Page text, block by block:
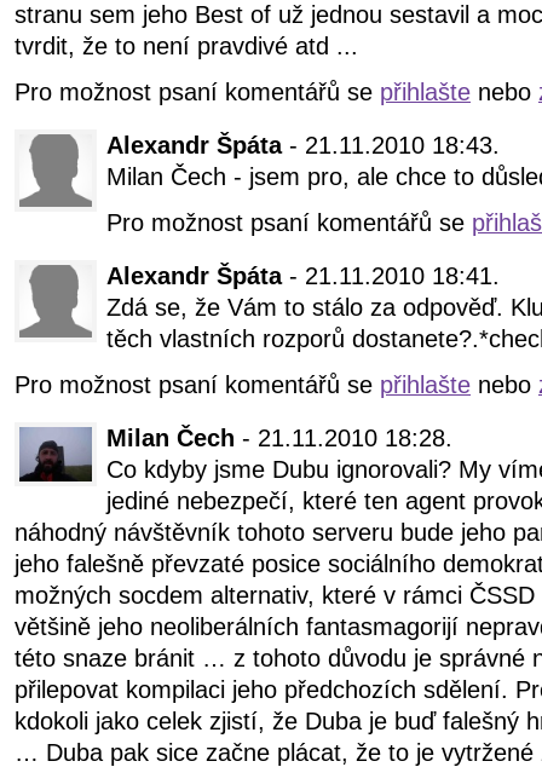
stranu sem jeho Best of už jednou sestavil a
tvrdit, že to není pravdivé atd ...
Pro možnost psaní komentářů se přihlašte nebo
Alexandr Špáta- 21.11.2010 18:43.
Milan Čech - jsem pro, ale chce to
Pro možnost psaní komentářů se
Alexandr Špáta- 21.11.2010 18:41.
Zdá se, že Vám to stálo za odpověď.
těch vlastních rozporů
Pro možnost psaní komentářů se přihlašte nebo
Milan Čech - 21.11.2010 18:28.
Co kdyby jsme Dubu ignorovali? My
jediné nebezpečí, které ten agent
náhodný návštěvník tohoto serveru bude jeho
jeho falešně převzaté posice sociálního
možných socdem alternativ, které v rámci
většině jeho neoliberálních fantasmagorijí
této snaze bránit … z tohoto důvodu je správné
přilepovat kompilaci jeho předchozích sdělení.
kdokoli jako celek zjistí, že Duba je buď falešný
… Duba pak sice začne plácat, že to je